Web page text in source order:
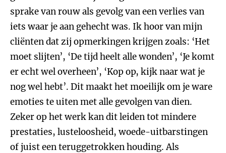
sprake van rouw als gevolg van een verlies van
iets waar je aan gehecht was. Ik hoor van mijn
cliënten dat zij opmerkingen krijgen zoals: ‘Het
moet slijten’, ‘De tijd heelt alle wonden’, ‘Je komt
er echt wel overheen’, ‘Kop op, kijk naar wat je
nog wel hebt’. Dit maakt het moeilijk om je ware
emoties te uiten met alle gevolgen van dien.
Zeker op het werk kan dit leiden tot mindere
prestaties, lusteloosheid, woede-uitbarstingen
of juist een teruggetrokken houding. Als